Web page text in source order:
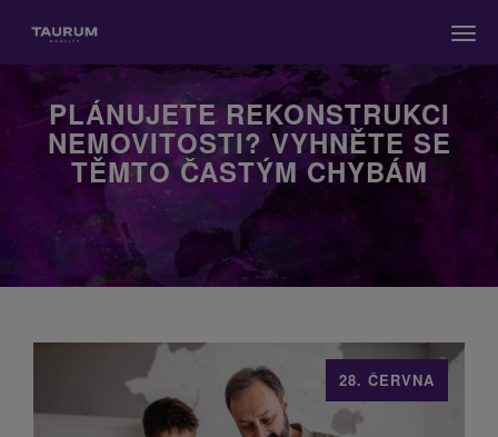
PLÁNUJETE REKONSTRUKCI
NEMOVITOSTI? VYHNĚTE SE
TĚMTO ČASTÝM CHYBÁM
28. ČERVNA